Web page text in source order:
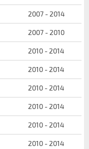
2007 - 2014
2007 - 2010
2010 - 2014
2010 - 2014
2010 - 2014
2010 - 2014
2010 - 2014
2010 - 2014